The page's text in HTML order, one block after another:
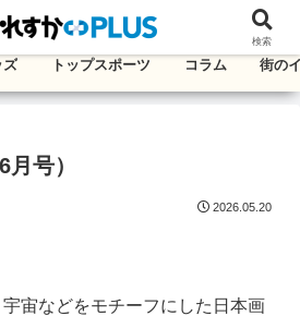
葛エリアのタウン情報紙
ズ トップスポーツ コラム 街の
号）
2026.05.20
宙などをモチーフにした日本画
検索